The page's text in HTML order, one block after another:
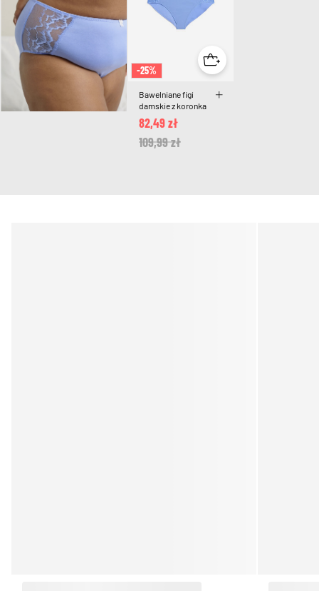
-25%
Bawelniane figi
damskie z koronka
Price reduced from
109,99 zł
82,49 zł